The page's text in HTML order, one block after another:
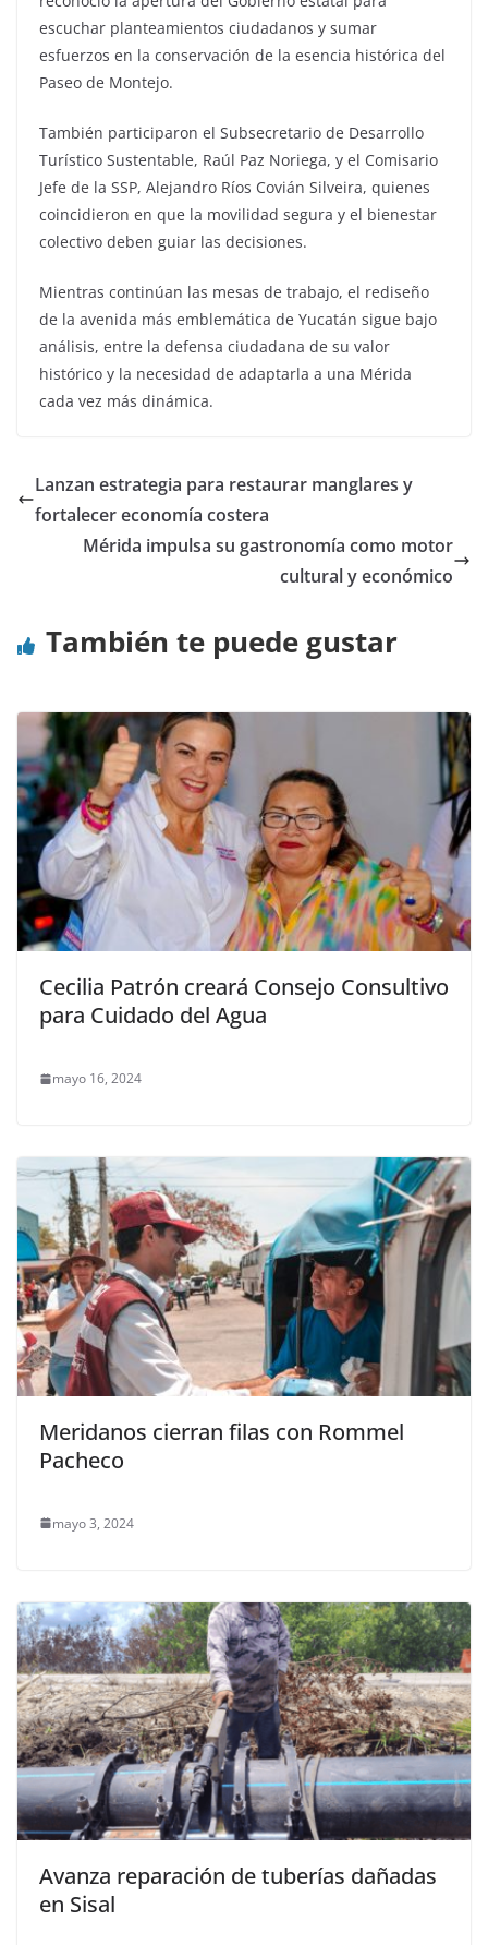
escuchar planteamientos ciudadanos y sumar
esfuerzos en la conservación de la esencia histórica del
Paseo de Montejo.
También participaron el Subsecretario de Desarrollo
Turístico Sustentable, Raúl Paz Noriega, y el Comisario
Jefe de la SSP, Alejandro Ríos Covián Silveira, quienes
coincidieron en que la movilidad segura y el bienestar
colectivo deben guiar las decisiones.
Mientras continúan las mesas de trabajo, el rediseño
de la avenida más emblemática de Yucatán sigue bajo
análisis, entre la defensa ciudadana de su valor
histórico y la necesidad de adaptarla a una Mérida
cada vez más dinámica.
Lanzan estrategia para restaurar manglares y
fortalecer economía costera
Mérida impulsa su gastronomía como motor
cultural y económico
También te puede gustar
Cecilia Patrón creará Consejo Consultivo
para Cuidado del Agua
mayo 16, 2024
Meridanos cierran filas con Rommel
Pacheco
mayo 3, 2024
Avanza reparación de tuberías dañadas
en Sisal